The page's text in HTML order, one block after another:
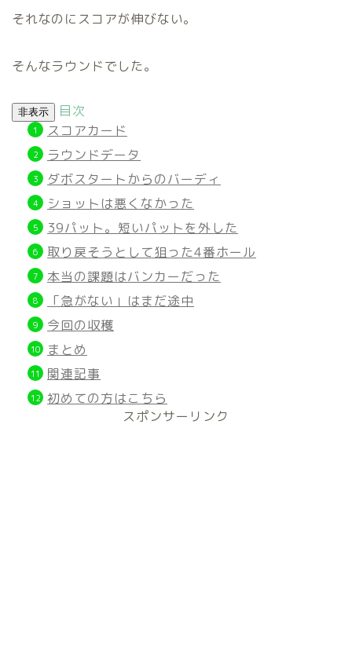
それなのにスコアが伸びない。
そんなラウンドでした。
非表示
目次
スコアカード
ラウンドデータ
ダボスタートからのバーディ
ショットは悪くなかった
39パット。短いパットを外した
取り戻そうとして狙った4番ホール
本当の課題はバンカーだった
「急がない」はまだ途中
今回の収穫
まとめ
関連記事
初めての方はこちら
スポンサーリンク